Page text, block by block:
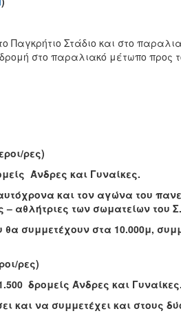
Παγκρήτιο Στάδιο και στο
στο παραλιακό μέτωπο προς
ρες)
Άνδρες και Γυναίκες.
και τον αγώνα του
αθλήτριες των σωματείων του
συμμετέχουν στα 10.000μ,
ρες)
δρομείς Άνδρες και Γυναίκες.
και να συμμετέχει και στους